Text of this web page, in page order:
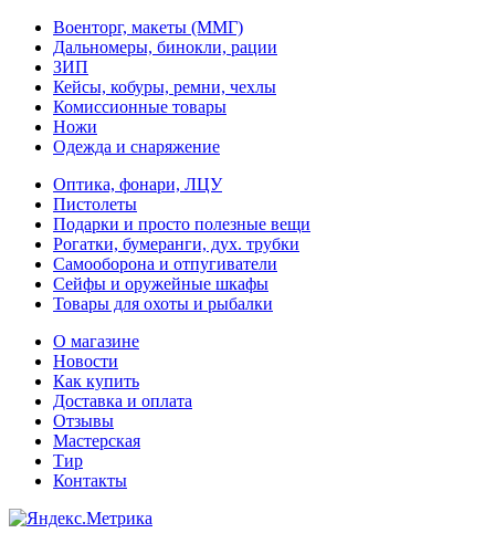
Военторг, макеты (ММГ)
Дальномеры, бинокли, рации
ЗИП
Кейсы, кобуры, ремни, чехлы
Комиссионные товары
Ножи
Одежда и снаряжение
Оптика, фонари, ЛЦУ
Пистолеты
Подарки и просто полезные вещи
Рогатки, бумеранги, дух. трубки
Самооборона и отпугиватели
Сейфы и оружейные шкафы
Товары для охоты и рыбалки
О магазине
Новости
Как купить
Доставка и оплата
Отзывы
Мастерская
Тир
Контакты